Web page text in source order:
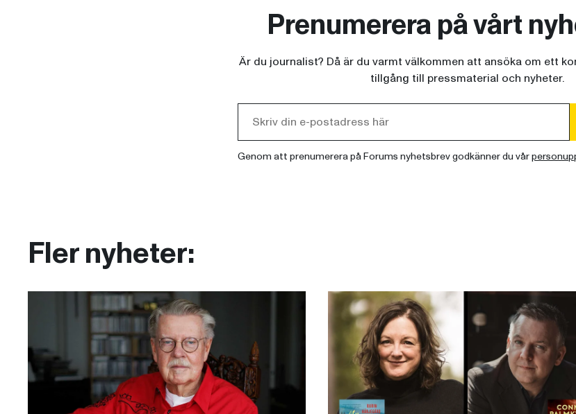
Prenumerera på vårt
Är du journalist? Då är du varmt välkommen att ansöka om ett
tillgång till pressmaterial och nyheter.
Genom att prenumerera på Forums nyhetsbrev godkänner du vår
Fler nyheter: